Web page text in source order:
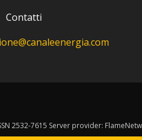
Contatti
2532-7615 Server provider: